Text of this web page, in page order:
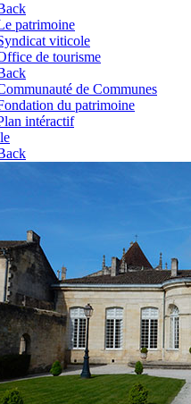
patrimoine
viticole
de tourisme
de Communes
du patrimoine
intéractif